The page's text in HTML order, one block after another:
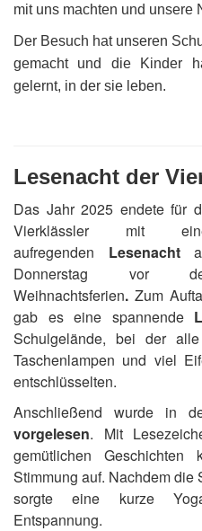
mit uns machten und unsere
Der Besuch hat unseren
gemacht und die Kinder
gelernt, in der sie
Lesenacht der
Das Jahr 2025 endete für
Vierklässler mit
aufregenden Lesenacht
Donnerstag vor
Weihnachtsferien. Zum
gab es eine spannende
Schulgelände, bei der
Taschenlampen und viel
entschlüsselten.
Anschließend wurde in
vorgelesen. Mit
gemütlichen
Stimmung auf. Nachdem die
sorgte eine kurze
Entspannung.